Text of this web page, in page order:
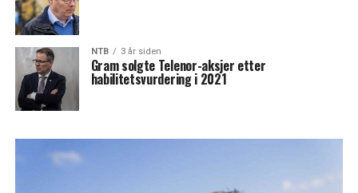
NTB 3 år siden
Gram solgte Telenor-aksjer etter
habilitetsvurdering i 2021